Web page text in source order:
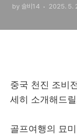
by 슬비14 2025. 5.
중국 천진 조비
세히 소개해드
골프여행의 묘